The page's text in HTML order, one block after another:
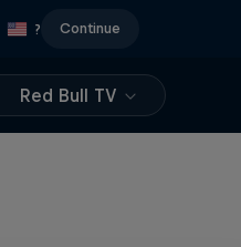
? Continue
Red Bull TV